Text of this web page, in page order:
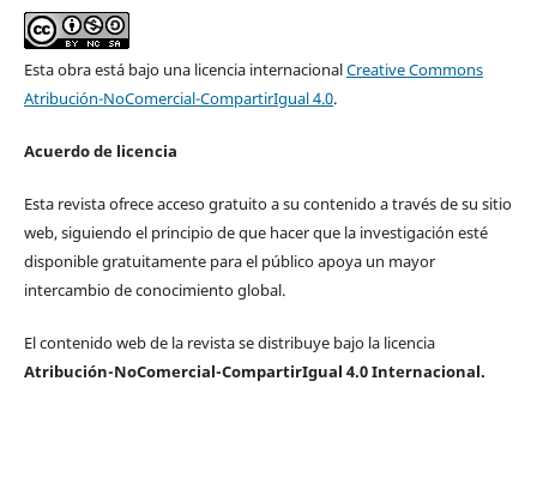
Esta obra está bajo una licencia internacionalCreative Commons
Atribución-NoComercial-CompartirIgual 4.0.
Acuerdo de licencia
Esta revista ofrece acceso gratuito a su contenido a través de su sitio
web, siguiendo el principio de que hacer que la investigación esté
disponible gratuitamente para el público apoya un mayor
intercambio de conocimiento global.
El contenido web de la revista se distribuye bajo la licencia
Atribución-NoComercial-CompartirIgual 4.0 Internacional.